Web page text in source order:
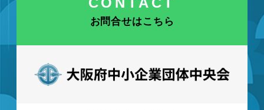
お問合せはこちら